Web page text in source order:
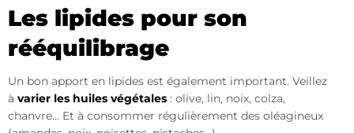
Les lipides pour son
rééquilibrage
Un bon apport en lipides est également important. Veillez
à varier les huiles végétales : olive, lin, noix, colza,
chanvre… Et à consommer régulièrement des oléagineux